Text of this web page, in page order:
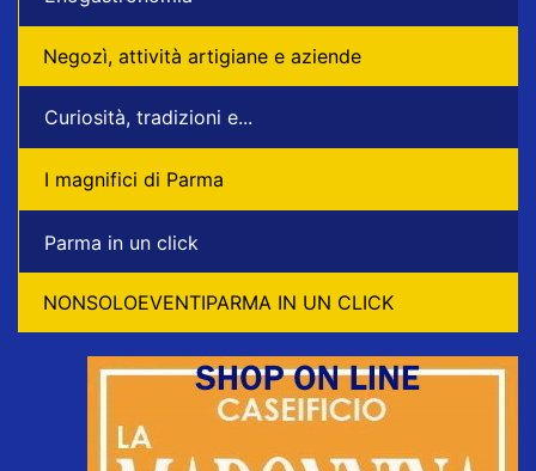
Negozì, attività artigiane e aziende
Curiosità, tradizioni e...
I magnifici di Parma
Parma in un click
NONSOLOEVENTIPARMA IN UN CLICK